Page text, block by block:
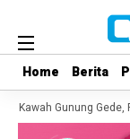
Home Berita
Home Berita
Gunung Gede,